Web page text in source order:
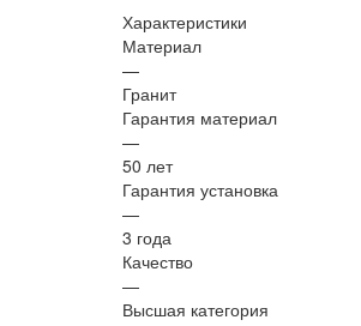
Характеристики
Материал
—
Гранит
Гарантия материал
—
50 лет
Гарантия установка
—
3 года
Качество
—
Высшая категория